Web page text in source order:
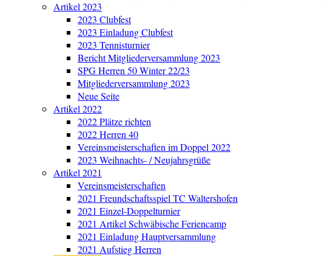
Artikel 2023
2023 Clubfest
2023 Einladung Clubfest
2023 Tennisturnier
Bericht Mitgliederversammlung 2023
SPG Herren 50 Winter 22/23
Mitgliederversammlung 2023
Neue Seite
Artikel 2022
2022 Plätze richten
2022 Herren 40
Vereinsmeisterschaften im Doppel 2022
2023 Weihnachts- / Neujahrsgrüße
Artikel 2021
Vereinsmeisterschaften
2021 Freundschaftsspiel TC Waltershofen
2021 Einzel-Doppelturnier
2021 Artikel Schwäbische Feriencamp
2021 Einladung Hauptversammlung
2021 Aufstieg Herren